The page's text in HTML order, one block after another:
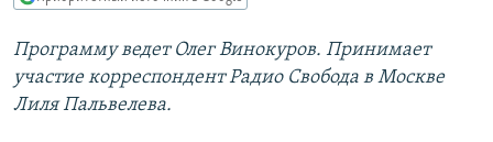
СИБИРЬ.РЕАЛИИ
РАСПИСАНИЕ ВЕЩАНИЯ
Программу ведет Олег Винокуров. Принимает
участие корреспондент Радио Свобода в Москве
Лиля Пальвелева.